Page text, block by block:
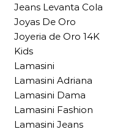
Jeans Levanta Cola
Joyas De Oro
Joyeria de Oro 14K
Kids
Lamasini
Lamasini Adriana
Lamasini Dama
Lamasini Fashion
Lamasini Jeans